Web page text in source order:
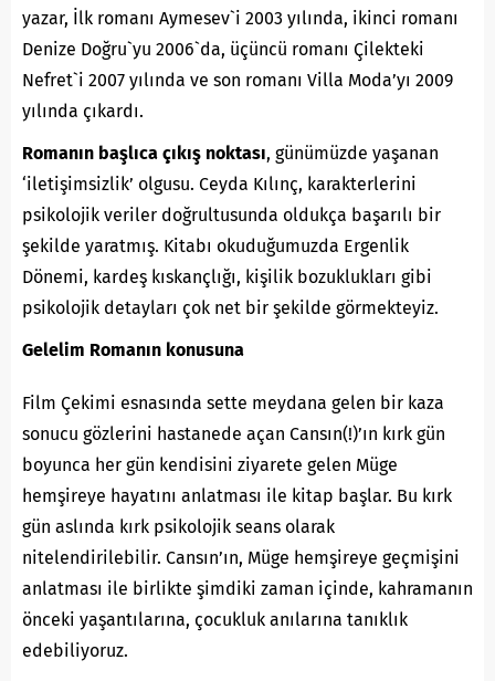
yazar, İlk romanı Aymesev`i 2003 yılında, ikinci romanı
Denize Doğru`yu 2006`da, üçüncü romanı Çilekteki
Nefret`i 2007 yılında ve son romanı Villa Moda’yı 2009
yılında çıkardı.
Romanın başlıca çıkış noktası, günümüzde yaşanan
‘iletişimsizlik’ olgusu. Ceyda Kılınç, karakterlerini
psikolojik veriler doğrultusunda oldukça başarılı bir
şekilde yaratmış. Kitabı okuduğumuzda Ergenlik
Dönemi, kardeş kıskançlığı, kişilik bozuklukları gibi
psikolojik detayları çok net bir şekilde görmekteyiz.
Gelelim Romanın konusuna
Film Çekimi esnasında sette meydana gelen bir kaza
sonucu gözlerini hastanede açan Cansın(!)’ın kırk gün
boyunca her gün kendisini ziyarete gelen Müge
hemşireye hayatını anlatması ile kitap başlar. Bu kırk
gün aslında kırk psikolojik seans olarak
nitelendirilebilir. Cansın’ın, Müge hemşireye geçmişini
anlatması ile birlikte şimdiki zaman içinde, kahramanın
önceki yaşantılarına, çocukluk anılarına tanıklık
edebiliyoruz.